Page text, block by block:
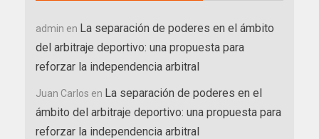
admin en La separación de poderes en el ámbito
del arbitraje deportivo: una propuesta para
reforzar la independencia arbitral
Juan Carlos en La separación de poderes en el
ámbito del arbitraje deportivo: una propuesta para
reforzar la independencia arbitral